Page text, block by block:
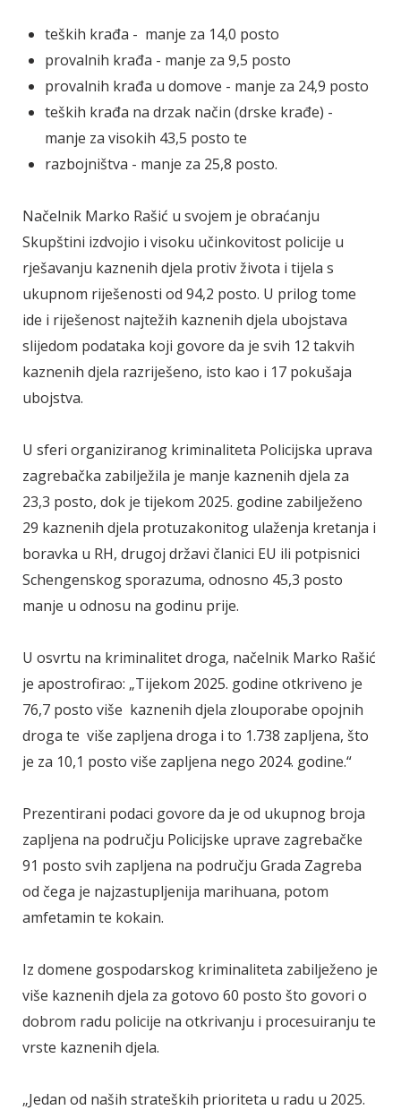
teških krađa - manje za 14,0 posto
provalnih krađa - manje za 9,5 posto
provalnih krađa u domove - manje za 24,9 posto
teških krađa na drzak način (drske krađe) -
manje za visokih 43,5 posto te
razbojništva - manje za 25,8 posto.
Načelnik Marko Rašić u svojem je obraćanju
Skupštini izdvojio i visoku učinkovitost policije u
rješavanju kaznenih djela protiv života i tijela s
ukupnom riješenosti od 94,2 posto. U prilog tome
ide i riješenost najtežih kaznenih djela ubojstava
slijedom podataka koji govore da je svih 12 takvih
kaznenih djela razriješeno, isto kao i 17 pokušaja
ubojstva.
U sferi organiziranog kriminaliteta Policijska uprava
zagrebačka zabilježila je manje kaznenih djela za
23,3 posto, dok je tijekom 2025. godine zabilježeno
29 kaznenih djela protuzakonitog ulaženja kretanja i
boravka u RH, drugoj državi članici EU ili potpisnici
Schengenskog sporazuma, odnosno 45,3 posto
manje u odnosu na godinu prije.
U osvrtu na kriminalitet droga, načelnik Marko Rašić
je apostrofirao: „Tijekom 2025. godine otkriveno je
76,7 posto više kaznenih djela zlouporabe opojnih
droga te više zapljena droga i to 1.738 zapljena, što
je za 10,1 posto više zapljena nego 2024. godine.“
Prezentirani podaci govore da je od ukupnog broja
zapljena na području Policijske uprave zagrebačke
91 posto svih zapljena na području Grada Zagreba
od čega je najzastupljenija marihuana, potom
amfetamin te kokain.
Iz domene gospodarskog kriminaliteta zabilježeno je
više kaznenih djela za gotovo 60 posto što govori o
dobrom radu policije na otkrivanju i procesuiranju te
vrste kaznenih djela.
„Jedan od naših strateških prioriteta u radu u 2025.